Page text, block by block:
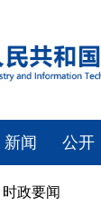
新闻 公开
时政要闻